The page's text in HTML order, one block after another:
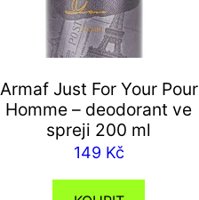
Armaf Just For Your Pour
Homme – deodorant ve
spreji 200 ml
149 Kč